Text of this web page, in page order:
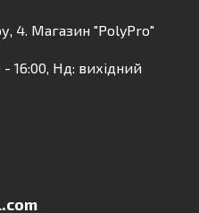
4. Магазин "PolyPro"
16:00, Нд: вихідний